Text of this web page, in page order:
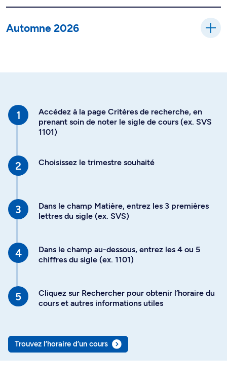
Automne 2026
Accédez à la page Critères de recherche, en
prenant soin de noter le sigle de cours (ex. SVS
1101)
Choisissez le trimestre souhaité
Dans le champ Matière, entrez les 3 premières
lettres du sigle (ex. SVS)
Dans le champ au-dessous, entrez les 4 ou 5
chiffres du sigle (ex. 1101)
Cliquez sur Rechercher pour obtenir l’horaire du
cours et autres informations utiles
Trouvez l’horaire d’un cours